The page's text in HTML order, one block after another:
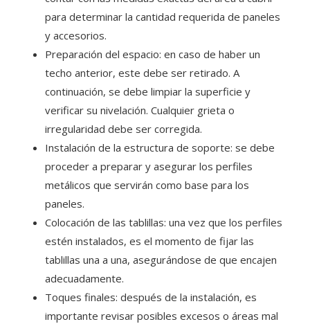
para determinar la cantidad requerida de paneles
y accesorios.
Preparación del espacio: en caso de haber un
techo anterior, este debe ser retirado. A
continuación, se debe limpiar la superficie y
verificar su nivelación. Cualquier grieta o
irregularidad debe ser corregida.
Instalación de la estructura de soporte: se debe
proceder a preparar y asegurar los perfiles
metálicos que servirán como base para los
paneles.
Colocación de las tablillas: una vez que los perfiles
estén instalados, es el momento de fijar las
tablillas una a una, asegurándose de que encajen
adecuadamente.
Toques finales: después de la instalación, es
importante revisar posibles excesos o áreas mal